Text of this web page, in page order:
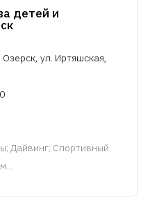
детей и
ул. Иртяшская,
Дайвинг; Спортивный